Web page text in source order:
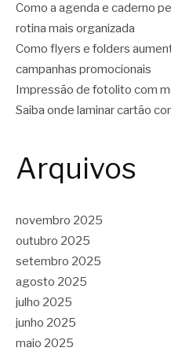
Como a agenda e caderno
rotina mais organizada
Como flyers e folders
campanhas promocionais
Impressão de fotolito com
Saiba onde laminar cartão
Arquivos
novembro 2025
outubro 2025
setembro 2025
agosto 2025
julho 2025
junho 2025
maio 2025